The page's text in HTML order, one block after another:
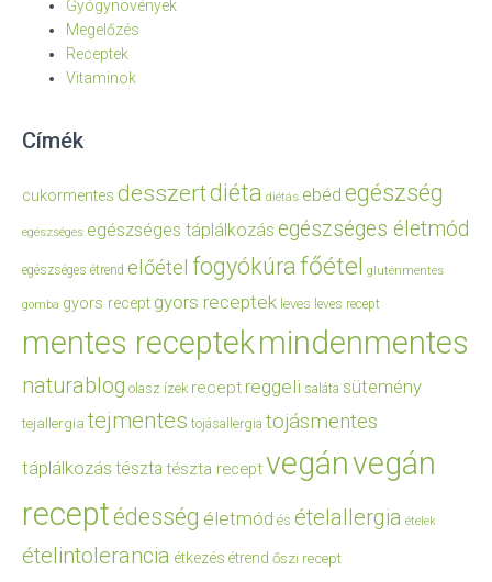
Gyógynövények
Megelőzés
Receptek
Vitaminok
Címék
cukormentes desszertdiéta diétás ebéd egészség
egészséges egészséges táplálkozás egészséges életmód
egészséges étrend előétel fogyókúrafőétel gluténmentes
gomba gyors recept gyors receptek leves leves recept
mentes receptekmindenmentes
naturablog olasz ízek recept reggeli saláta sütemény
tejallergia tejmentes tojásallergia tojásmentes
táplálkozás tészta tészta receptvegánvegán
receptédesség életmód és ételallergia ételek
ételintolerancia étkezés étrend őszi recept